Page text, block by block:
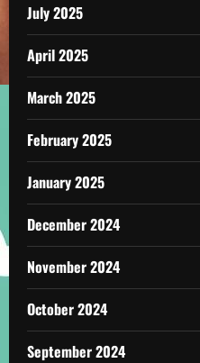
July 2025
April 2025
March 2025
February 2025
January 2025
December 2024
November 2024
October 2024
September 2024